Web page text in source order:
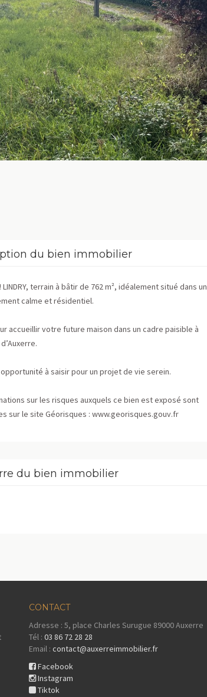
du bien immobilier
! LINDRY, terrain à bâtir de 762 m², idéalement situé dans un
calme et résidentiel.
accueillir votre future maison dans un cadre paisible à
à saisir pour un projet de vie serein.
sur les risques auxquels ce bien est exposé sont
sur le site Géorisques : www.georisques.gouv.fr
du bien immobilier
CONTACT
Adresse : 5, place Charles Surugue 89000 Auxerre
Tél : 03 86 72 28 28
Email : contact@auxerreimmobilier.fr
Facebook
Instagram
Tiktok